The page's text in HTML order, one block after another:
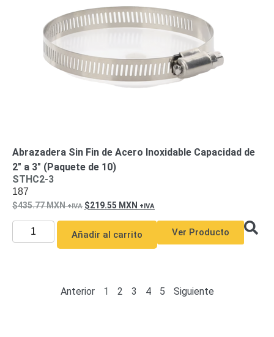
Abrazadera Sin Fin de Acero Inoxidable Capacidad de
2″ a 3″ (Paquete de 10)
STHC2-3
187
435.77MXN 219.55 MXN
Añadir al carrito Ver Producto
Anterior 1 2 3 4 5 Siguiente